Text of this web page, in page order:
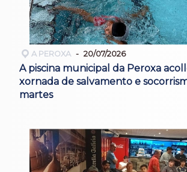
A PEROXA 20/07/2026
A piscina municipal da Peroxa
xornada de salvamento e
martes